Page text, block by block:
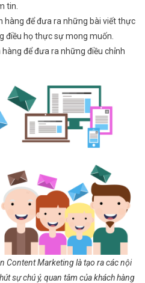
tin.
hàng để đưa ra những bài viết thực
điều họ thực sự mong muốn.
để đưa ra những điều chỉnh
Content Marketing là tạo ra các nội
sự chú ý, quan tâm của khách hàng